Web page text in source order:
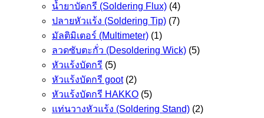
น้ำยาบัดกรี (Soldering Flux) (4)
ปลายหัวแร้ง (Soldering Tip) (7)
มัลติมิเตอร์ (Multimeter) (1)
ลวดซับตะกั่ว (Desoldering Wick) (5)
หัวแร้งบัดกรี (5)
หัวแร้งบัดกรี goot (2)
หัวแร้งบัดกรี HAKKO (5)
แท่นวางหัวแร้ง (Soldering Stand) (2)